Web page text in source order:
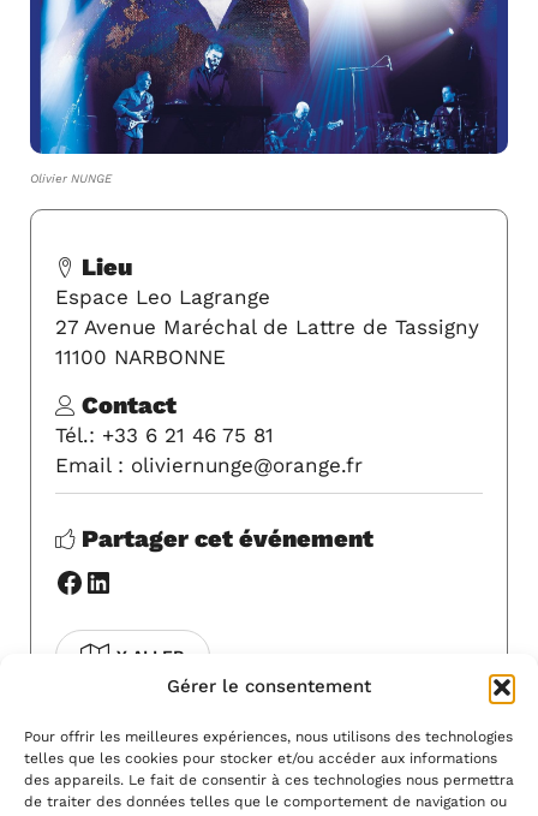
Gérer le consentement
Pour offrir les meilleures expériences, nous utilisons des technologies
telles que les cookies pour stocker et/ou accéder aux informations
des appareils. Le fait de consentir à ces technologies nous permettra
de traiter des données telles que le comportement de navigation ou
Olivier NUNGE
Lieu
Espace Leo Lagrange
27 Avenue Maréchal de Lattre de Tassigny
11100 NARBONNE
Contact
Tél.: +33 6 21 46 75 81
Email : oliviernunge@orange.fr
Partager cet événement
Facebook
LinkedIn
Y ALLER
Pour modifier cet événement, contactez-
nous à l'adresseinfo@artsvivants11.fr.